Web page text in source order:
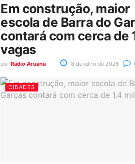
Em construção, maior
escola de Barra do
contará com cerca de
vagas
por Rádio Aruanã 8 de julho de 2026
CIDADES